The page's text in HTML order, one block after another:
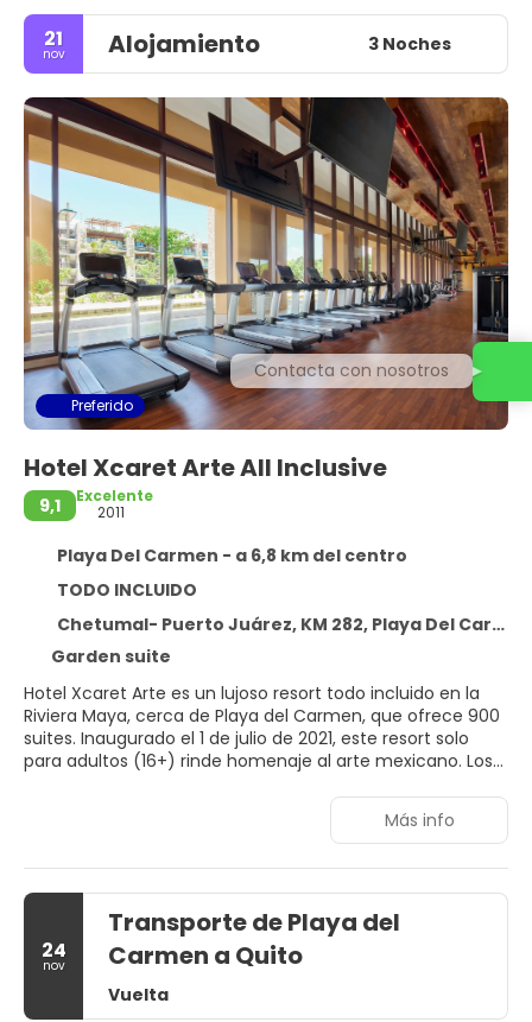
21
nov Alojamiento 3 Noches
Preferido
Hotel Xcaret Arte All Inclusive
9,1
Excelente
2011
Playa Del Carmen - a 6,8 km del centro
TODO INCLUIDO
Chetumal- Puerto Juárez, KM 282, Playa Del Carmen 77710
Garden suite
Hotel Xcaret Arte es un lujoso resort todo incluido en la
Riviera Maya, cerca de Playa del Carmen, que ofrece 900
suites. Inaugurado el 1 de julio de 2021, este resort solo
para adultos (16+) rinde homenaje al arte mexicano. Los
alfarería, tejido, pintura y cocina vegana. La experiencia
todo incluido se extiende al acceso ilimitado a nueve
parques y tours emblemáticos en Cancún y la Riviera
Maya, incluyendo Xcaret, Xel-Há, Xplor y Xplor Fuego. Los
traslados al aeropuerto y el transporte desde y hacia los
parques también están incluidos. Cada suite está
decorada de forma única con detalles artesanales
mexicanos y amenidades orgánicas. Se requiere un
depósito de seguridad de $4, 000 MXN al hacer el check-
in, el cual se reembolsa a la salida.
Más info
24
nov
Transporte de Playa del
Carmen a Quito
Vuelta
Contacta con nosotros